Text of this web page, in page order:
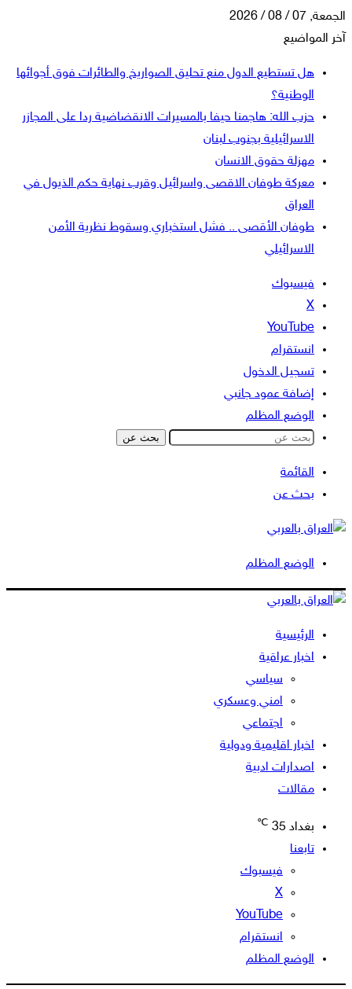
الجمعة, 07 / 08 / 2026
آخر المواضيع
هل تستطيع الدول منع تحليق الصواريخ والطائرات فوق أجوائها
الوطنية؟
حزب الله: هاجمنا حيفا بالمسيرات الانقضاضية ردا على المجازر
الاسرائيلية بجنوب لبنان
مهزلة حقوق الانسان
معركة طوفان الاقصى واسرائيل وقرب نهاية حكم الذيول في
العراق
طوفان الأقصى .. فشل استخباري وسقوط نظرية الأمن
الاسرائيلي
فيسبوك
‫X
‫YouTube
انستقرام
تسجيل الدخول
إضافة عمود جانبي
الوضع المظلم
بحث عن
القائمة
بحث عن
الوضع المظلم
الرئيسية
اخبار عراقية
سياسي
امني وعسكري
اجتماعي
اخبار اقليمية ودولية
اصدارات ادبية
مقالات
بغداد 35
℃
تابعنا
فيسبوك
‫X
‫YouTube
انستقرام
الوضع المظلم